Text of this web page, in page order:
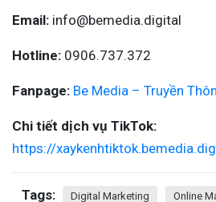
Email: info@bemedia.digital
Hotline: 0906.737.372
Fanpage: Be Media – Truyền
Chi tiết dịch vụ TikTok:
https://
Tags: Digital Marketing Online